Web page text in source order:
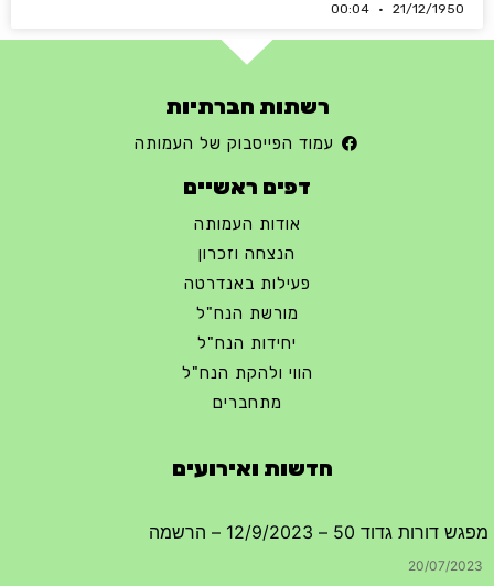
21/12/1950
רשתות חברתיות
עמוד הפייסבוק של העמותה
דפים ראשיים
אודות העמותה
הנצחה וזכרון
פעילות באנדרטה
מורשת הנח"ל
יחידות הנח"ל
הווי ולהקת הנח"ל
מתחברים
חדשות ואירועים
מפגש דורות גדוד 50 – 12/9/2023 – הרשמה
20/07/2023